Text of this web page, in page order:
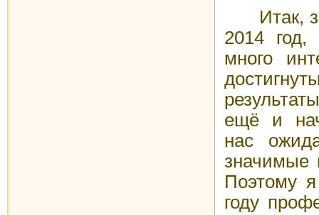
Итак,
2014 год,
много
ещё и
нас
значимые
Поэтому
году